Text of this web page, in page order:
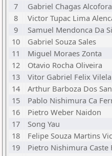
7
Gabriel Chagas
8
Victor Tupac Lima
9
Samuel Mendonca Da
10
Gabriel Souza Sales
11
Miguel Moraes Zonta
12
Otavio Rocha Oliveira
13
Vitor Gabriel Felix Vilela
14
Arthur Barboza Dos
15
Pablo Nishimura Ca
16
Pietro Weber Naidon
17
Song Yau
18
Felipe Souza Martins
19
Pietro Nishimura Caste